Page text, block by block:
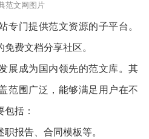
范文网图片
专门提供范文资源的子平台。
费文档分享社区。
展成为国内领先的范文库。其
范围广泛，能够满足用户在不
括：
报告、合同模板等。